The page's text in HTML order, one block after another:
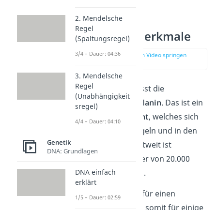
Albinismus Merkmale
zur Stelle im Video springen
Albinismus beeinflusst die
Herstellung von Melanin. Das ist ein
dunkles Farbpigment, welches sich
in Haut, Haaren, Nägeln und in den
Augen befindet. Weltweit ist
durchschnittlich einer von 20.000
Menschen betroffen.
Die Krankheit sorgt für einen
und somit für einige
2. Mendelsche
Regel
(Spaltungsregel)
3/4 – Dauer: 04:36
3. Mendelsche
Regel
(Unabhängigkeit
sregel)
4/4 – Dauer: 04:10
Genetik
DNA: Grundlagen
DNA einfach
erklärt
1/5 – Dauer: 02:59